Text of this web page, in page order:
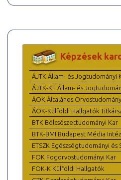
Képzések
ÁJTK Állam- és Jogtudományi
ÁJTK-KT Állam- és
ÁOK Általános
ÁOK-Külföldi Hallgatók
BTK Bölcsészettudományi Kar
BTK-BMI Budapest Média
ETSZK Egészségtudományi és
FOK Fogorvostudományi Kar
FOK-K Külföldi Hallgatók